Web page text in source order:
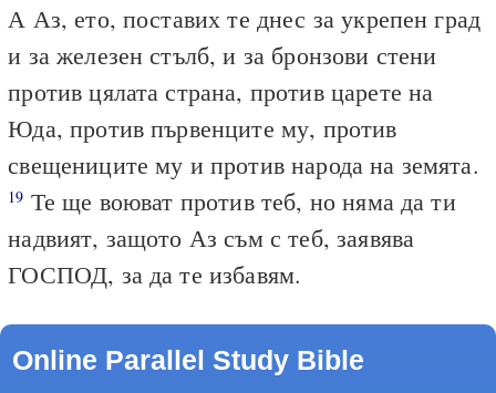
А Аз, ето, поставих те днес за укрепен град
и за железен стълб, и за бронзови стени
против цялата страна, против царете на
Юда, против първенците му, против
свещениците му и против народа на земята.
19 Те ще воюват против теб, но няма да ти
надвият, защото Аз съм с теб, заявява
ГОСПОД, за да те избавям.
Online Parallel Study Bible